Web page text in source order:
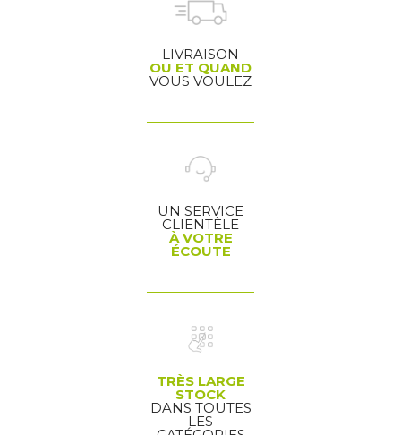
LIVRAISON
OU ET QUAND
VOUS VOULEZ
UN SERVICE
CLIENTÈLE
À VOTRE
ÉCOUTE
TRÈS LARGE
STOCK
DANS TOUTES
LES